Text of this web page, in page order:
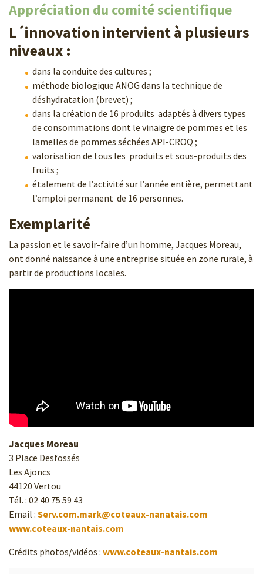
Appréciation du comité scientifique
L´innovation intervient à plusieurs
niveaux :
dans la conduite des cultures ;
méthode biologique ANOG dans la technique de
déshydratation (brevet) ;
dans la création de 16 produits adaptés à divers types
de consommations dont le vinaigre de pommes et les
lamelles de pommes séchées API-CROQ ;
valorisation de tous les produits et sous-produits des
fruits ;
étalement de l’activité sur l’année entière, permettant
l’emploi permanent de 16 personnes.
Exemplarité
La passion et le savoir-faire d’un homme, Jacques Moreau,
ont donné naissance à une entreprise située en zone rurale, à
partir de productions locales.
Jacques Moreau
3 Place Desfossés
Les Ajoncs
44120 Vertou
Tél. : 02 40 75 59 43
Email : Serv.com.mark@coteaux-nanatais.com
www.coteaux-nantais.com
Crédits photos/vidéos : www.coteaux-nantais.com